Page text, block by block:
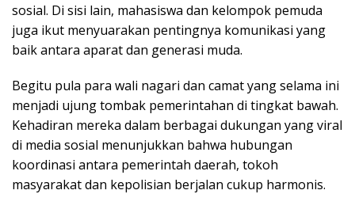
sosial. Di sisi lain, mahasiswa dan kelompok pemuda
juga ikut menyuarakan pentingnya komunikasi yang
baik antara aparat dan generasi muda.
Begitu pula para wali nagari dan camat yang selama ini
menjadi ujung tombak pemerintahan di tingkat bawah.
Kehadiran mereka dalam berbagai dukungan yang viral
di media sosial menunjukkan bahwa hubungan
koordinasi antara pemerintah daerah, tokoh
masyarakat dan kepolisian berjalan cukup harmonis.